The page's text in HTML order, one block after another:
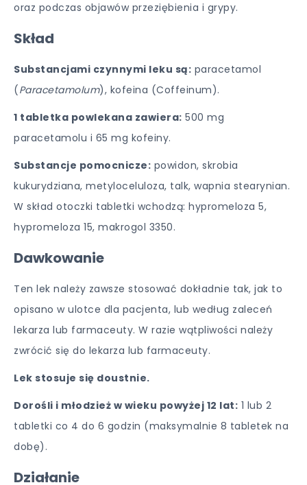
oraz podczas objawów przeziębienia i grypy.
Skład
Substancjami czynnymi leku są: paracetamol
(Paracetamolum), kofeina (Coffeinum).
1 tabletka powlekana zawiera: 500 mg
paracetamolu i 65 mg kofeiny.
Substancje pomocnicze: powidon, skrobia
kukurydziana, metyloceluloza, talk, wapnia stearynian.
W skład otoczki tabletki wchodzą: hypromeloza 5,
hypromeloza 15, makrogol 3350.
Dawkowanie
Ten lek należy zawsze stosować dokładnie tak, jak to
opisano w ulotce dla pacjenta, lub według zaleceń
lekarza lub farmaceuty. W razie wątpliwości należy
zwrócić się do lekarza lub farmaceuty.
Lek stosuje się doustnie.
Dorośli i młodzież w wieku powyżej 12 lat: 1 lub 2
tabletki co 4 do 6 godzin (maksymalnie 8 tabletek na
dobę).
Działanie